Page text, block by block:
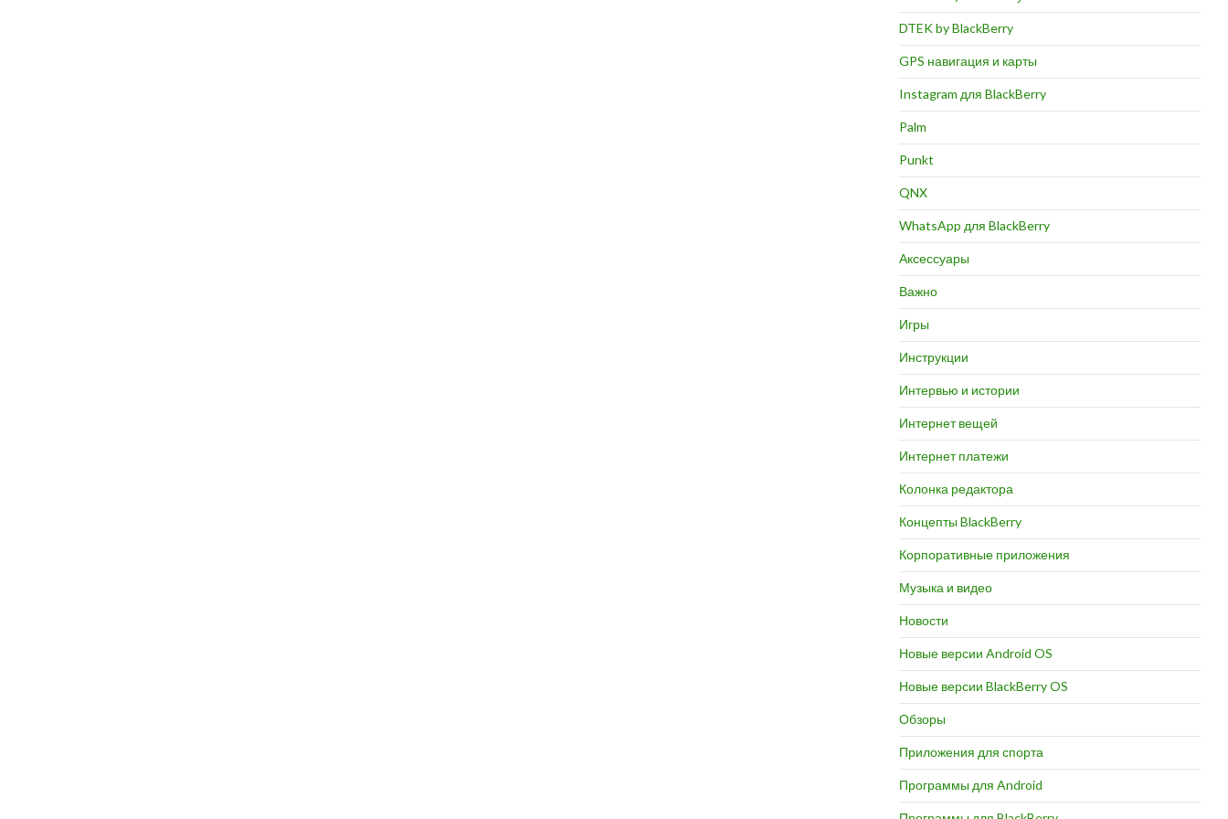
DTEK by BlackBerry
GPS навигация и карты
Instagram для BlackBerry
Palm
Punkt
QNX
WhatsApp для BlackBerry
Аксессуары
Важно
Игры
Инструкции
Интервью и истории
Интернет вещей
Интернет платежи
Колонка редактора
Концепты BlackBerry
Корпоративные приложения
Музыка и видео
Новости
Новые версии Android OS
Новые версии BlackBerry OS
Обзоры
Приложения для спорта
Программы для Android